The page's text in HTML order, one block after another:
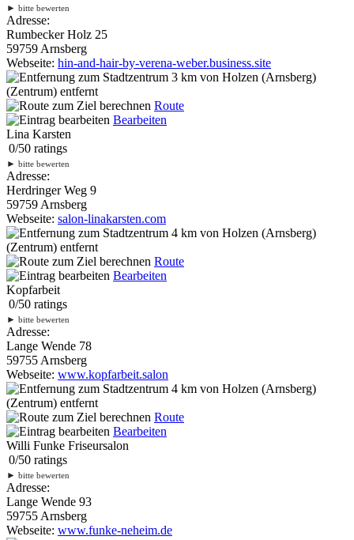
► bitte bewerten
Adresse:
Rumbecker Holz 25
59759 Arnsberg
Webseite: hin-and-hair-by-verena-weber.business.site
3 km von Holzen (Arnsberg)
(Zentrum) entfernt
Route
Bearbeiten
Lina Karsten
0/50 ratings
► bitte bewerten
Adresse:
Herdringer Weg 9
59759 Arnsberg
Webseite: salon-linakarsten.com
4 km von Holzen (Arnsberg)
(Zentrum) entfernt
Route
Bearbeiten
Kopfarbeit
0/50 ratings
► bitte bewerten
Adresse:
Lange Wende 78
59755 Arnsberg
Webseite: www.kopfarbeit.salon
4 km von Holzen (Arnsberg)
(Zentrum) entfernt
Route
Bearbeiten
Willi Funke Friseursalon
0/50 ratings
► bitte bewerten
Adresse:
Lange Wende 93
59755 Arnsberg
Webseite: www.funke-neheim.de